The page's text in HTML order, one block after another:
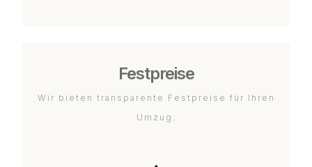
Festpreise
Wir bieten transparente Festpreise für Ihren
Umzug.